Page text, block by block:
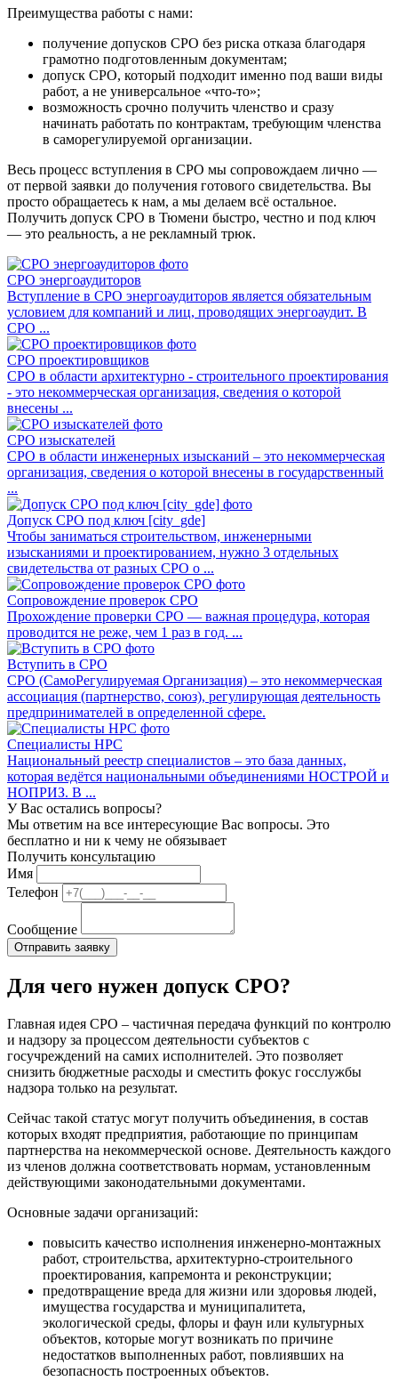
Преимущества работы с нами:
получение допусков СРО без риска отказа благодаря
грамотно подготовленным документам;
допуск СРО, который подходит именно под ваши виды
работ, а не универсальное «что-то»;
возможность срочно получить членство и сразу
начинать работать по контрактам, требующим членства
в саморегулируемой организации.
Весь процесс вступления в СРО мы сопровождаем лично —
от первой заявки до получения готового свидетельства. Вы
просто обращаетесь к нам, а мы делаем всё остальное.
Получить допуск СРО в Тюмени быстро, честно и под ключ
— это реальность, а не рекламный трюк.
СРО энергоаудиторов
Вступление в СРО энергоаудиторов является обязательным
условием для компаний и лиц, проводящих энергоаудит. В
СРО ...
СРО проектировщиков
СРО в области архитектурно - строительного проектирования
- это некоммерческая организация, сведения о которой
внесены ...
СРО изыскателей
СРО в области инженерных изысканий – это некоммерческая
организация, сведения о которой внесены в государственный
...
Допуск СРО под ключ [city_gde]
Чтобы заниматься строительством, инженерными
изысканиями и проектированием, нужно 3 отдельных
свидетельства от разных СРО о ...
Сопровождение проверок СРО
Прохождение проверки СРО — важная процедура, которая
проводится не реже, чем 1 раз в год. ...
Вступить в СРО
СРО (СамоРегулируемая Организация) – это некоммерческая
ассоциация (партнерство, союз), регулирующая деятельность
предпринимателей в определенной сфере.
Специалисты НРС
Национальный реестр специалистов – это база данных,
которая ведётся национальными объединениями НОСТРОЙ и
НОПРИЗ. В ...
У Вас остались вопросы?
Мы ответим на все интересующие Вас вопросы. Это
бесплатно и ни к чему не обязывает
Получить консультацию
Имя
Телефон
Сообщение
Для чего нужен допуск СРО?
Главная идея СРО – частичная передача функций по контролю
и надзору за процессом деятельности субъектов с
госучреждений на самих исполнителей. Это позволяет
снизить бюджетные расходы и сместить фокус госслужбы
надзора только на результат.
Сейчас такой статус могут получить объединения, в состав
которых входят предприятия, работающие по принципам
партнерства на некоммерческой основе. Деятельность каждого
из членов должна соответствовать нормам, установленным
действующими законодательными документами.
Основные задачи организаций:
повысить качество исполнения инженерно-монтажных
работ, строительства, архитектурно-строительного
проектирования, капремонта и реконструкции;
предотвращение вреда для жизни или здоровья людей,
имущества государства и муниципалитета,
экологической среды, флоры и фаун или культурных
объектов, которые могут возникать по причине
недостатков выполненных работ, повлиявших на
безопасность построенных объектов.